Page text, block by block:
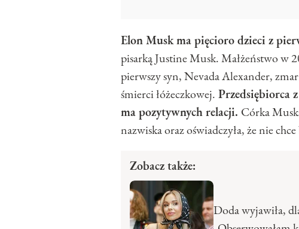
Elon Musk ma pięcioro dzieci z
pisarką Justine Musk. Małżeństwo w
pierwszy syn, Nevada Alexander,
śmierci łóżeczkowej. Przedsiębiorca
ma pozytywnych relacji. Córka
nazwiska oraz oświadczyła, że nie
Zobacz także:
Doda wyjawiła,